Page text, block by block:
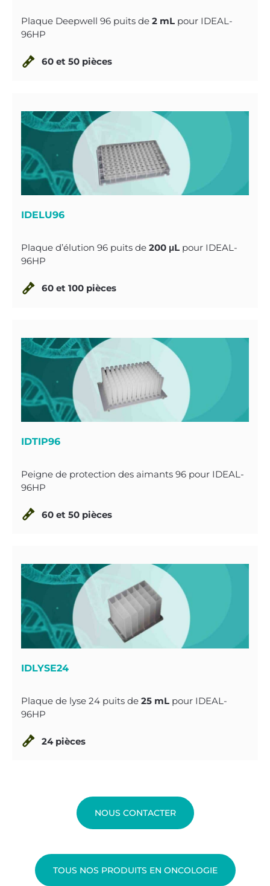
Plaque Deepwell 96 puits de 2 mL pour IDEAL-
96HP
60 et 50 pièces
IDELU96
Plaque d’élution 96 puits de 200 μL pour IDEAL-
96HP
60 et 100 pièces
IDTIP96
Peigne de protection des aimants 96 pour IDEAL-
96HP
60 et 50 pièces
IDLYSE24
Plaque de lyse 24 puits de 25 mL pour IDEAL-
96HP
24 pièces
NOUS CONTACTER
TOUS NOS PRODUITS EN ONCOLOGIE